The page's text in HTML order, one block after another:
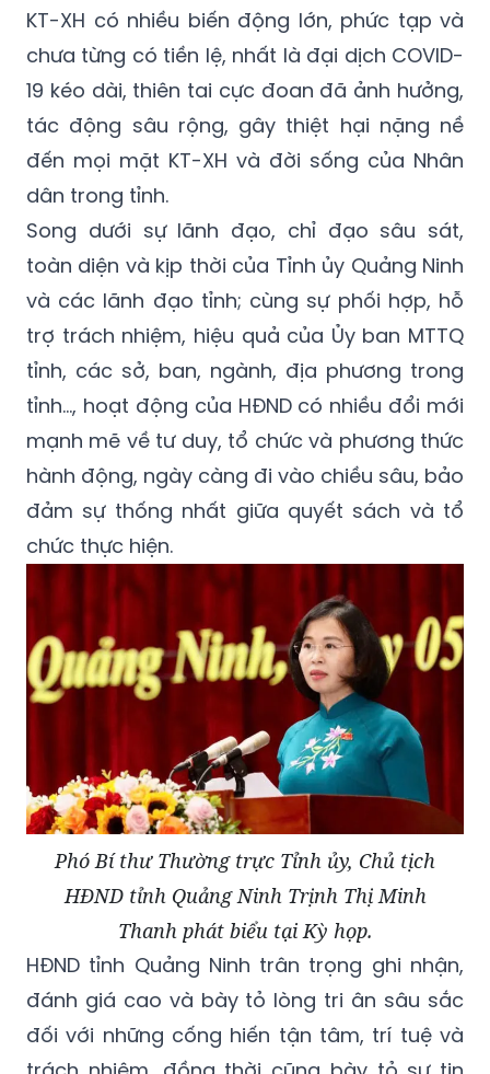
KT-XH có nhiều biến động lớn, phức tạp và
chưa từng có tiền lệ, nhất là đại dịch COVID-
19 kéo dài, thiên tai cực đoan đã ảnh hưởng,
tác động sâu rộng, gây thiệt hại nặng nề
đến mọi mặt KT-XH và đời sống của Nhân
dân trong tỉnh.
Song dưới sự lãnh đạo, chỉ đạo sâu sát,
toàn diện và kịp thời của Tỉnh ủy Quảng Ninh
và các lãnh đạo tỉnh; cùng sự phối hợp, hỗ
trợ trách nhiệm, hiệu quả của Ủy ban MTTQ
tỉnh, các sở, ban, ngành, địa phương trong
tỉnh…, hoạt động của HĐND có nhiều đổi mới
mạnh mẽ về tư duy, tổ chức và phương thức
hành động, ngày càng đi vào chiều sâu, bảo
đảm sự thống nhất giữa quyết sách và tổ
chức thực hiện.
Phó Bí thư Thường trực Tỉnh ủy, Chủ tịch
HĐND tỉnh Quảng Ninh Trịnh Thị Minh
Thanh phát biểu tại Kỳ họp.
HĐND tỉnh Quảng Ninh trân trọng ghi nhận,
đánh giá cao và bày tỏ lòng tri ân sâu sắc
đối với những cống hiến tận tâm, trí tuệ và